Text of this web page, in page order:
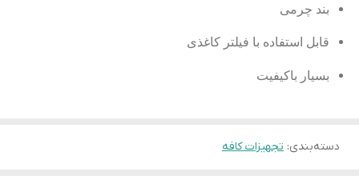
بند چرمی
قابل استفاده با فیلتر کاغذی
بسیار باکیفیت
دسته‌بندی: تجهیزات کافه